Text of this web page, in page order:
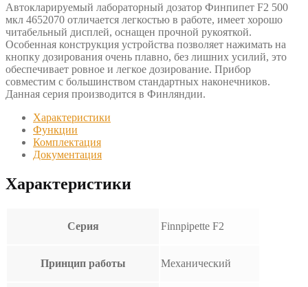
Автокларируемый лабораторный дозатор Финпипет F2 500
мкл 4652070 отличается легкостью в работе, имеет хорошо
читабельный дисплей, оснащен прочной рукояткой.
Особенная конструкция устройства позволяет нажимать на
кнопку дозирования очень плавно, без лишних усилий, это
обеспечивает ровное и легкое дозирование. Прибор
совместим с большинством стандартных наконечников.
Данная серия производится в Финляндии.
Характеристики
Функции
Комплектация
Документация
Характеристики
Серия Finnpipette F2
Принцип работы Механический